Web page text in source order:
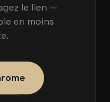
le lien —
en moins